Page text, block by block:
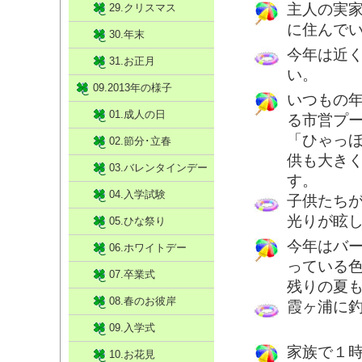
主人の実
に住んで
今年は近
い。
いつもの
る市営プ
「ひゃっ
供も大き
す。
子供たち
光りが眩
今年はバ
っている
残りの夏
霞ヶ浦に
家族で１
29.クリスマス
30.年末
31.お正月
09.2013年の様子
01.成人の日
02.節分･立春
03.バレンタインデー
04.入学試験
05.ひな祭り
06.ホワイトデー
07.卒業式
08.春のお彼岸
09.入学式
10.お花見